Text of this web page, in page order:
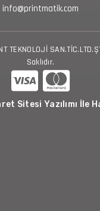
info@printmatik.com
TEKNOLOJİ
Saklıdır.
Sitesi Yazılımı İle